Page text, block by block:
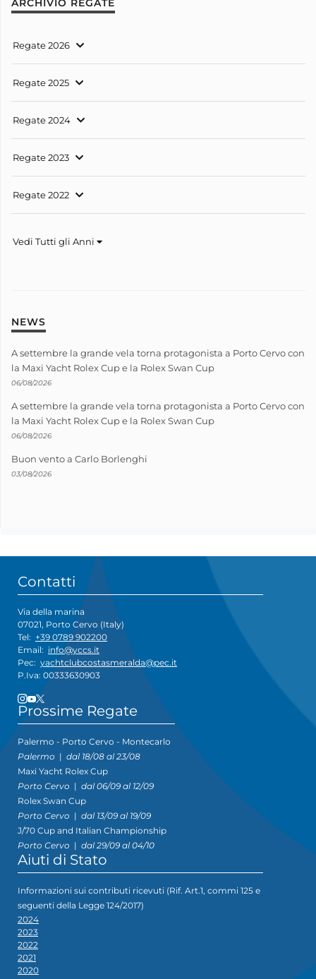
ARCHIVIO REGATE
Regate 2026
Regate 2025
Regate 2024
Regate 2023
Regate 2022
Vedi Tutti gli Anni
NEWS
A settembre la grande vela torna protagonista a Porto Cervo con
la Maxi Yacht Rolex Cup e la Rolex Swan Cup
06/08/2026
A settembre la grande vela torna protagonista a Porto Cervo con
la Maxi Yacht Rolex Cup e la Rolex Swan Cup
06/08/2026
Buon vento a Carlo Borlenghi
03/08/2026
Contatti
Via della marina
07021, Porto Cervo (Italy)
Tel: +39 0789 902200
Email: info@yccs.it
Pec: yachtclubcostasmeralda@pec.it
P.Iva: 00333630903
Prossime Regate
Palermo - Porto Cervo - Montecarlo
Palermo | dal 18/08 al 23/08
Maxi Yacht Rolex Cup
Porto Cervo | dal 06/09 al 12/09
Rolex Swan Cup
Porto Cervo | dal 13/09 al 19/09
J/70 Cup and Italian Championship
Porto Cervo | dal 29/09 al 04/10
Aiuti di Stato
Informazioni sui contributi ricevuti (Rif. Art.1, commi 125 e
seguenti della Legge 124/2017)
2024
2023
2022
2021
2020